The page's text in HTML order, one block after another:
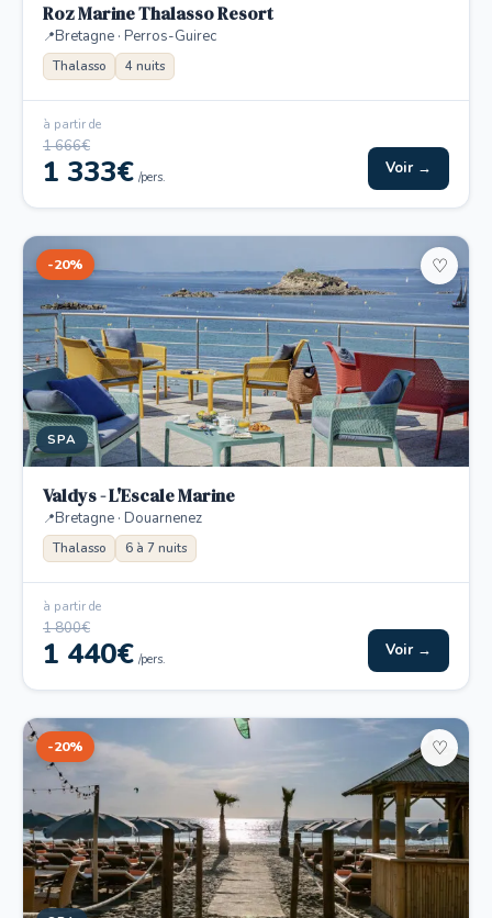
Roz Marine Thalasso Resort
Bretagne · Perros-Guirec
Thalasso 4 nuits
à partir de
1 666€
1 333€ /pers. Voir →
-20%
SPA
♡
Valdys - L'Escale Marine
Bretagne · Douarnenez
Thalasso 6 à 7 nuits
à partir de
1 800€
1 440€ /pers. Voir →
-20% ♡